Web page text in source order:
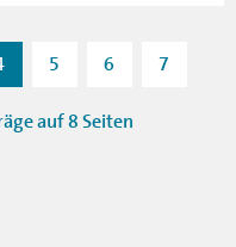
5 6 7
auf 8 Seiten